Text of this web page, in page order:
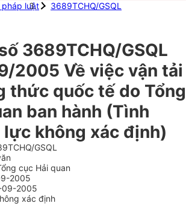
pháp luật 3689TCHQ/GSQL
3689TCHQ/GSQL
2005 Về việc vận tải
thức quốc tế do Tổng
ban hành (Tình
không xác định)
GSQL
cục Hải quan
2005
09-2005
xác định